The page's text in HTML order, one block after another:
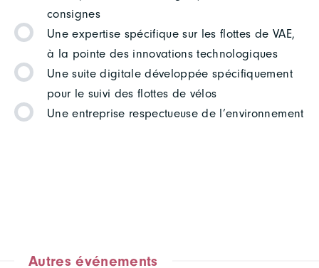
consignes
Une expertise spécifique sur les flottes de VAE,
à la pointe des innovations technologiques
Une suite digitale développée spécifiquement
pour le suivi des flottes de vélos
Une entreprise respectueuse de l’environnement
Autres événements